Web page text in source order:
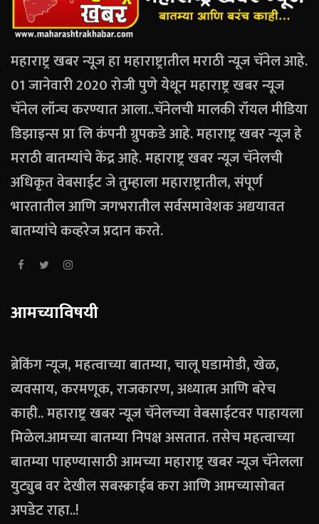
महाराष्ट्र खबर न्यूज हा महाराष्ट्रातील मराठी न्यूज चॅनेल आहे.
01 जानेवारी 2020 रोजी पुणे येथून महाराष्ट्र खबर न्यूज
चॅनेल लॉन्च करण्यात आला..चॅनेलची मालकी रॉयल मीडिया
डिझाइन्स प्रा लि कंपनी ग्रुपकडे आहे. महाराष्ट्र खबर न्यूज हे
मराठी बातम्यांचे केंद्र आहे. महाराष्ट्र खबर न्यूज चॅनेलची
अधिकृत वेबसाईट जे तुम्हाला महाराष्ट्रातील, संपूर्ण
भारतातील आणि जगभरातील सर्वसमावेशक अद्ययावत
बातम्यांचे कव्हरेज प्रदान करते.
आमच्याविषयी
ब्रेकिंग न्यूज, महत्वाच्या बातम्या, चालू घडामोडी, खेळ,
व्यवसाय, करमणूक, राजकारण, अध्यात्म आणि बरेच
काही.. महाराष्ट्र खबर न्यूज चॅनेलच्या वेबसाईटवर पाहायला
मिळेल.आमच्या बातम्या निपक्ष असतात. तसेच महत्वाच्या
बातम्या पाहण्यासाठी आमच्या महाराष्ट्र खबर न्यूज चॅनेलला
युट्युब वर देखील सबस्क्राईब करा आणि आमच्यासोबत
अपडेट राहा..!